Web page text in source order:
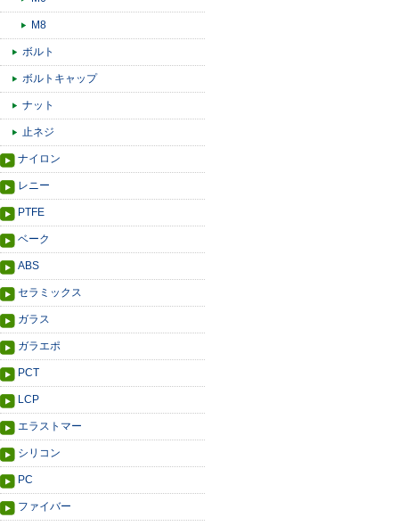
M8
ボルト
ボルトキャップ
ナット
止ネジ
ナイロン
レニー
PTFE
ベーク
ABS
セラミックス
ガラス
ガラエポ
PCT
LCP
エラストマー
シリコン
PC
ファイバー